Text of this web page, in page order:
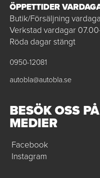
ÖPPETTIDER
Butik/Försäljning
Verkstad vardagar
Röda dagar stängt
0950-12081
autobla@autobla.se
BESÖK OSS
MEDIER
Facebook
Instagram